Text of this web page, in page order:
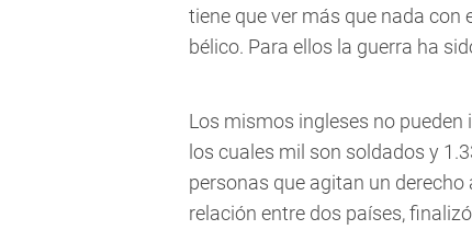
tiene que ver más que nada con
bélico. Para ellos la guerra ha
Los mismos ingleses no
los cuales mil son soldados y
personas que agitan un
relación entre dos países,